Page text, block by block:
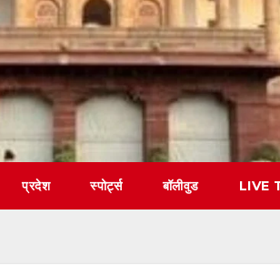
प्रदेश स्पोर्ट्स बॉलीवुड LIVE